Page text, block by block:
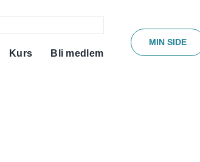
Kurs Bli medlem
MIN SIDE